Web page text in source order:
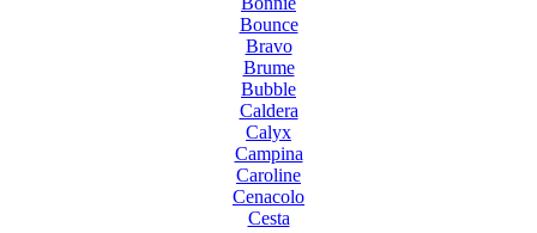
Bounce
Bravo
Brume
Bubble
Caldera
Calyx
Campina
Caroline
Cenacolo
Cesta